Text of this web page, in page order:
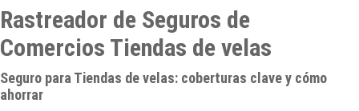
Rastreador de Seguros de
Comercios Tiendas de velas
Seguro para Tiendas de velas: coberturas clave y cómo
ahorrar